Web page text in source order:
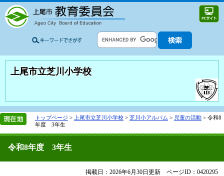
上尾市立芝川小学校
トップページ > 上尾市立芝川小学校 > 芝川小アルバム > 児童の活動 > 令和8
年度 3年生
令和8年度 3年生
掲載日：2026年6月30日更新 ページID：0420295